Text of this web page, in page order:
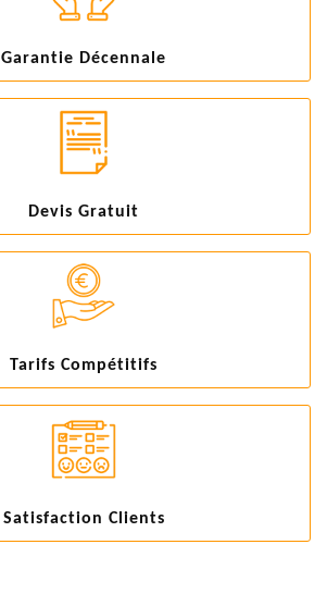
Garantie Décennale
Devis Gratuit
Tarifs Compétitifs
Satisfaction Clients